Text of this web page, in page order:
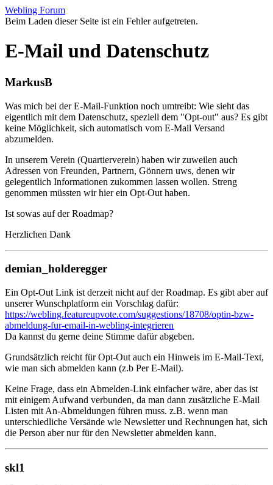
Webling Forum
Beim Laden dieser Seite ist ein Fehler aufgetreten.
E-Mail und Datenschutz
MarkusB
Was mich bei der E-Mail-Funktion noch umtreibt: Wie sieht das
eigentlich mit dem Datenschutz, speziell dem "Opt-out" aus? Es gibt
keine Möglichkeit, sich automatisch vom E-Mail Versand
abzumelden.
In unserem Verein (Quartierverein) haben wir zuweilen auch
Adressen von Freunden, Partnern, Gönnern uws, denen wir
gelegentlich Informationen zukommen lassen wollen. Streng
genommen müssten wir hier ein Opt-Out haben.
Ist sowas auf der Roadmap?
Herzlichen Dank
demian_holderegger
Ein Opt-Out Link ist derzeit nicht auf der Roadmap. Es gibt aber auf
unserer Wunschplatform ein Vorschlag dafür:
https://webling.featureupvote.com/suggestions/18708/optin-bzw-
abmeldung-fur-email-in-webling-integrieren
Da kannst du gerne deine Stimme dafür abgeben.
Grundsätzlich reicht für Opt-Out auch ein Hinweis im E-Mail-Text,
wie man sich abmelden kann (z.b Per E-Mail).
Keine Frage, dass ein Abmelden-Link einfacher wäre, aber das ist
mit einigem Aufwand verbunden, da man dann zusätzliche E-Mail
Listen mit An-Abmeldungen führen muss. z.B. wenn man
unterschiedliche Versände wie Newsletter und Rechnungen hat, sich
die Person aber nur für den Newsletter abmelden kann.
skl1